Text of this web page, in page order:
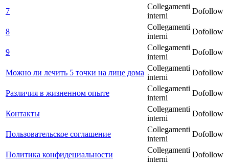
7
Collegamenti
interni
Dofollow
8
Collegamenti
interni
Dofollow
9
Collegamenti
interni
Dofollow
Можно ли лечить 5 точки на лице дома
Collegamenti
interni
Dofollow
Различия в жизненном опыте
Collegamenti
interni
Dofollow
Контакты
Collegamenti
interni
Dofollow
Пользовательское соглашение
Collegamenti
interni
Dofollow
Политика конфидециальности
Collegamenti
interni
Dofollow